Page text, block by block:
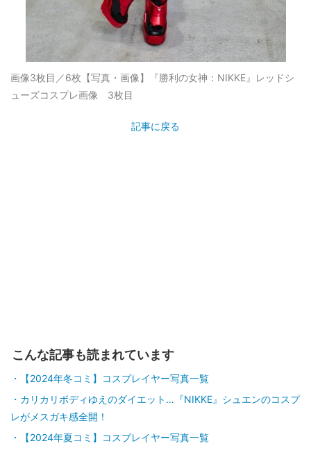
画像3枚目／6枚 【写真・画像】『勝利の女神：NIKKE』レッドシ
ューズコスプレ画像 3枚目
記事に戻る
こんな記事も読まれています
【2024年冬コミ】コスプレイヤー写真一覧
カリカリボディゆえのダイエット…『NIKKE』シュエンのコスプ
レがメスガキ感全開！
【2024年夏コミ】コスプレイヤー写真一覧